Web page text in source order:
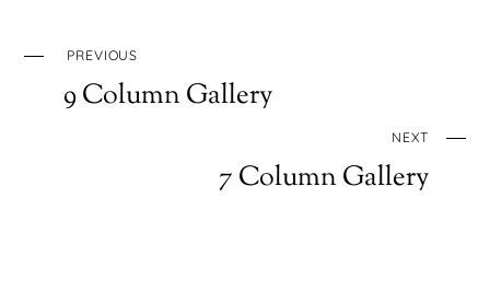
PREVIOUS
9 Column Gallery
NEXT
7 Column Gallery